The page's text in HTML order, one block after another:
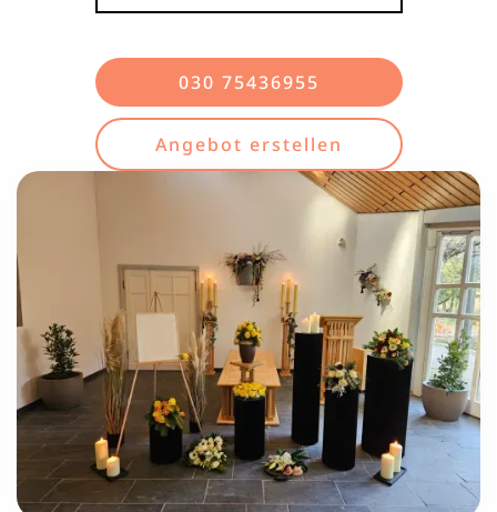
030 75436955
Angebot erstellen